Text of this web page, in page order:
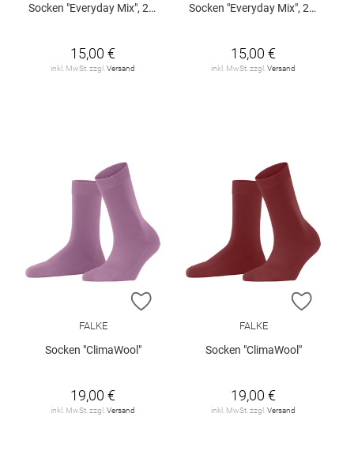
Socken "Everyday Mix", 2er-Pack
15,00 €
inkl. MwSt. zzgl. Versand
Socken "Everyday Mix", 2er-Pack
15,00 €
inkl. MwSt. zzgl. Versand
ZUR WUNSCHLISTE HINZUFÜGEN
FALKE
Socken "ClimaWool"
19,00 €
inkl. MwSt. zzgl. Versand
ZUR
FALKE
Socken "ClimaWool"
19,00 €
inkl. MwSt. zzgl. Versand